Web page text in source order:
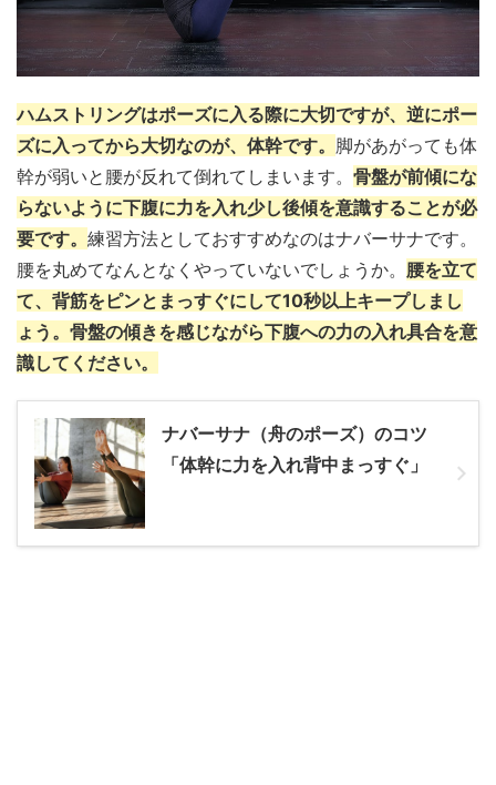
ハムストリングはポーズに入る際に大切ですが、逆にポー
ズに入ってから大切なのが、体幹です。 脚があがっても体
幹が弱いと腰が反れて倒れてしまいます。 骨盤が前傾にな
らないように下腹に力を入れ少し後傾を意識することが必
要です。 練習方法としておすすめなのはナバーサナです。
腰を丸めてなんとなくやっていないでしょうか。 腰を立て
て、背筋をピンとまっすぐにして10秒以上キープしまし
ょう。骨盤の傾きを感じながら下腹への力の入れ具合を意
識してください。
ナバーサナ（舟のポーズ）のコツ
「体幹に力を入れ背中まっすぐ」